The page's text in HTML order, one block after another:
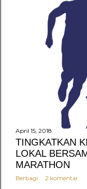
April 15, 2018
TINGKATKAN
LOKAL
MARATHON
Berbagi 2 komentar